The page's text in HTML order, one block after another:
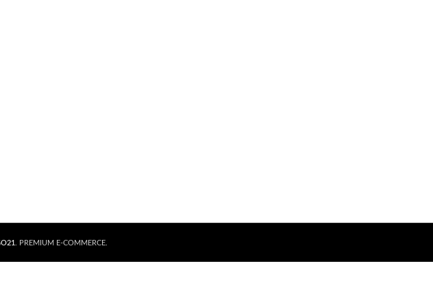
. PREMIUM E-COMMERCE.